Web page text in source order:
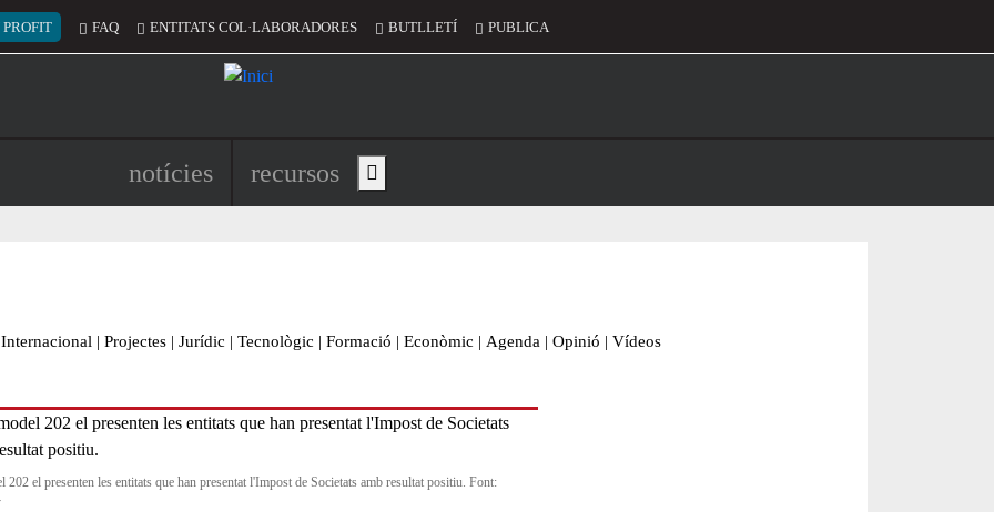
del compte d'usuari
PROFIT FAQ ENTITATS COL·LABORADORES BUTLLETÍ PUBLICA
Navegació principal de l'encapçalament
notícies recursos Show main menu
Internacional | Projectes | Jurídic | Tecnològic | Formació | Econòmic | Agenda | Opinió | Vídeos
202 el presenten les entitats que han presentat l'Impost de Societats amb resultat positiu. Font: